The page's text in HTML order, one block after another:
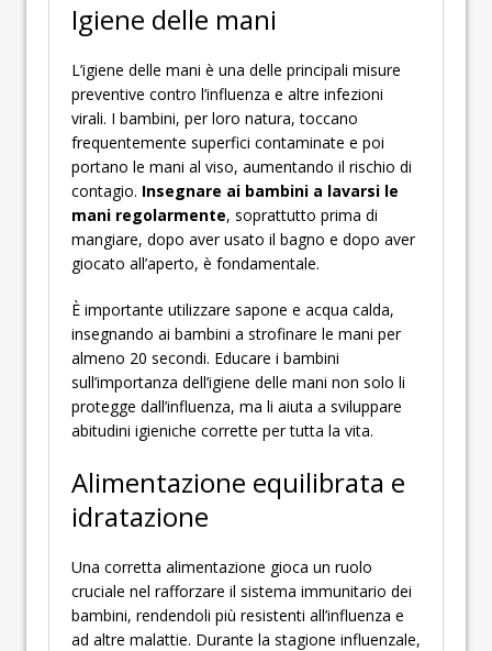
Igiene delle mani
L’igiene delle mani è una delle principali misure
preventive contro l’influenza e altre infezioni
virali. I bambini, per loro natura, toccano
frequentemente superfici contaminate e poi
portano le mani al viso, aumentando il rischio di
contagio. Insegnare ai bambini a lavarsi le
mani regolarmente, soprattutto prima di
mangiare, dopo aver usato il bagno e dopo aver
giocato all’aperto, è fondamentale.
È importante utilizzare sapone e acqua calda,
insegnando ai bambini a strofinare le mani per
almeno 20 secondi. Educare i bambini
sull’importanza dell’igiene delle mani non solo li
protegge dall’influenza, ma li aiuta a sviluppare
abitudini igieniche corrette per tutta la vita.
Alimentazione equilibrata e
idratazione
Una corretta alimentazione gioca un ruolo
cruciale nel rafforzare il sistema immunitario dei
bambini, rendendoli più resistenti all’influenza e
ad altre malattie. Durante la stagione influenzale,